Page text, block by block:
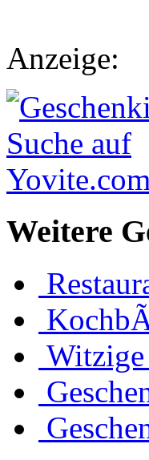
Anzeige:
Weitere